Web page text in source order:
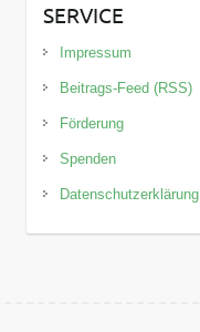
SERVICE
Impressum
Beitrags-Feed (RSS)
Förderung
Spenden
Datenschutzerklärung